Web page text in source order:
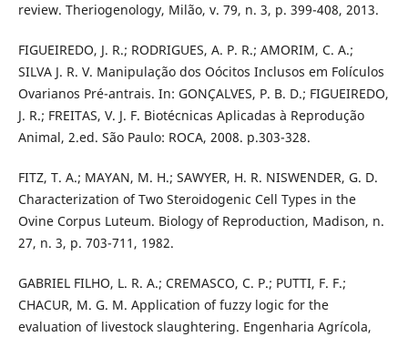
review. Theriogenology, Milão, v. 79, n. 3, p. 399-408, 2013.
FIGUEIREDO, J. R.; RODRIGUES, A. P. R.; AMORIM, C. A.;
SILVA J. R. V. Manipulação dos Oócitos Inclusos em Folículos
Ovarianos Pré-antrais. In: GONÇALVES, P. B. D.; FIGUEIREDO,
J. R.; FREITAS, V. J. F. Biotécnicas Aplicadas à Reprodução
Animal, 2.ed. São Paulo: ROCA, 2008. p.303-328.
FITZ, T. A.; MAYAN, M. H.; SAWYER, H. R. NISWENDER, G. D.
Characterization of Two Steroidogenic Cell Types in the
Ovine Corpus Luteum. Biology of Reproduction, Madison, n.
27, n. 3, p. 703-711, 1982.
GABRIEL FILHO, L. R. A.; CREMASCO, C. P.; PUTTI, F. F.;
CHACUR, M. G. M. Application of fuzzy logic for the
evaluation of livestock slaughtering. Engenharia Agrícola,